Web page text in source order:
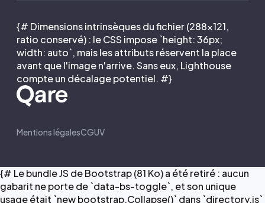
{# Dimensions intrinsèques du fichier (288×121,
ratio conservé) : le CSS impose `height: 36px;
width: auto`, mais les attributs réservent la place
avant que l'image n'arrive. Sans eux, Lighthouse
compte un décalage potentiel. #}
Mentions légalesCGUV
{# Le bundle JS de Bootstrap (81 Ko) a été retiré : aucun
gabarit ne porte de `data-bs-toggle`, et son unique
usage était `new bootstrap.Collapse()` dans `directory.js`